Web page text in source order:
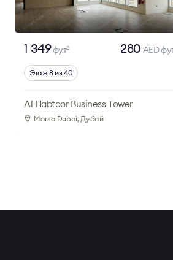
1 349фут2 280 AED
Этаж 8 из 40
Al Habtoor Business Tower
Marsa Dubai, Дубай